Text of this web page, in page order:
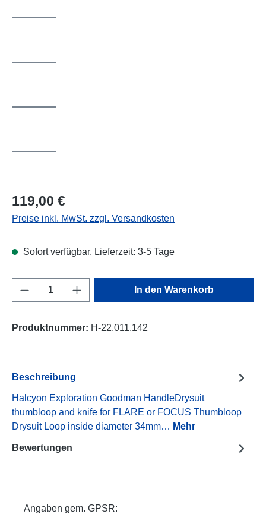
Regulärer Preis:
119,00 €
Preise inkl. MwSt. zzgl. Versandkosten
Sofort verfügbar, Lieferzeit: 3-5 Tage
Produkt Anzahl: Gib den gewünschten
In den Warenkorb
Produktnummer: H-22.011.142
Beschreibung
Halcyon Exploration Goodman HandleDrysuit
thumbloop and knife for FLARE or FOCUS Thumbloop
Drysuit Loop inside diameter 34mm… Mehr
Bewertungen
Angaben gem. GPSR: